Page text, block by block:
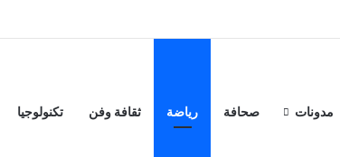
مدونات صحافة رياضة ثقافة وفن تكنولوجيا